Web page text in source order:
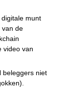
munt
van de
video van
beleggers niet